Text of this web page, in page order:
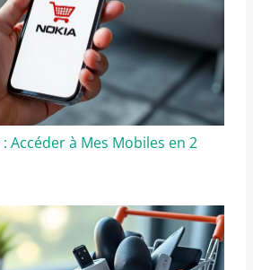
Accéder à Mes Mobiles en 2